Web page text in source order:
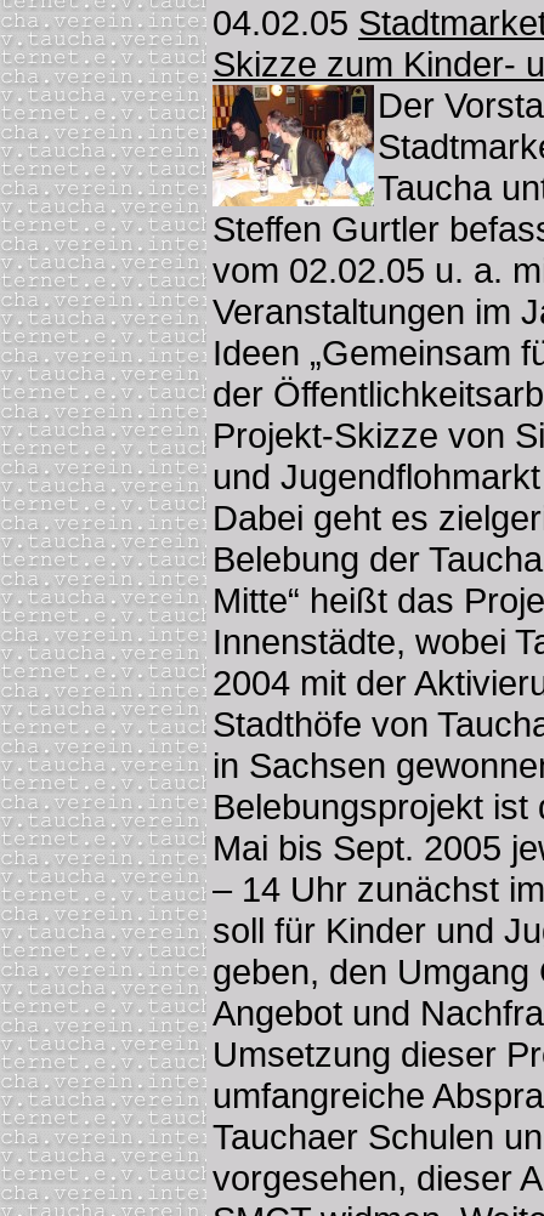
04.02.05
Skizze zum Kinder-
Der
Taucha
Steffen Gurtler
vom 02.02.05 u. a.
Veranstaltungen im
Ideen „Gemeinsam
der
Projekt-Skizze von
und
Dabei geht es
Belebung der
Mitte“ heißt das
Innenstädte, wobei
2004 mit der
Stadthöfe von
in Sachsen
Belebungsprojekt
Mai bis Sept. 2005
– 14 Uhr zunächst
soll für Kinder und
geben, den
Angebot und
Umsetzung dieser
umfangreiche
Tauchaer Schulen
vorgesehen, dieser